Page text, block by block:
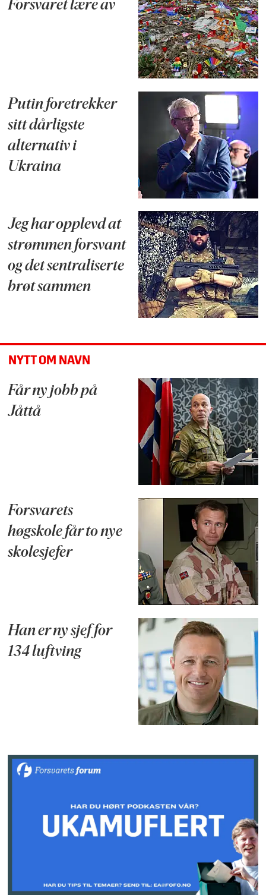
Forsvaret lære av
Putin foretrekker
sitt dårligste
alternativ i
Ukraina
Jeg har opplevd at
strømmen forsvant
og det sentraliserte
brøt sammen
NYTT OM NAVN
Får ny jobb på
Jåttå
Forsvarets
høgskole får to nye
skolesjefer
Han er ny sjef for
134 luftving